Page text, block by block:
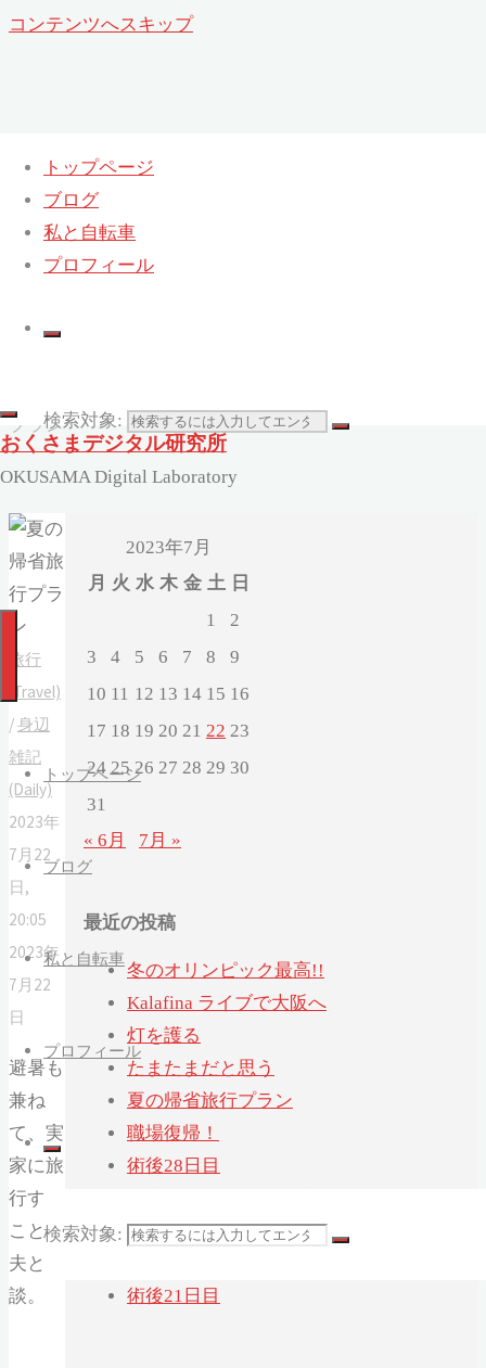
コンテンツへスキップ
トップページ
ブログ
私と自転車
プロフィール
検索対象:
おくさまデジタル研究所
OKUSAMA Digital Laboratory
トップページ
ブログ
私と自転車
プロフィール
検索対象:
夏の帰省旅行プラン
ホーム
(Travel)
プラン
旅行
(Travel)
/身辺
雑記
(Daily)
2023年
7月22
日,
20:05
2023年
7月22
日
避暑も
兼ね
て、実
家に旅
行する
ことを
夫と相
談。
2023年7月
月 火 水 木 金 土 日
1
2
3
4 5 6 7 8
9
10 11 12 13 14 15 16
17 18 19 20 21 22 23
24 25 26 27 28 29 30
31
« 6月
7月 »
最近の投稿
冬のオリンピック最高!!
Kalafina ライブで大阪へ
灯を護る
たまたまだと思う
夏の帰省旅行プラン
職場復帰！
術後28日目
「ヨシタケシンスケ展かもしれない」へ
術後21日目